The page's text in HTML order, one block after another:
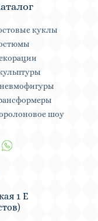
куклы
шоу
1 Е